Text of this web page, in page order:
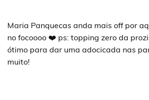
Maria Panquecas anda mais off por
no focoooo ❤️ ps: topping zero da
ótimo para dar uma adocicada nas
muito!